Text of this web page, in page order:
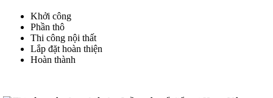
Khởi công
Phần thô
Thi công nội thất
Lắp đặt hoàn thiện
Hoàn thành